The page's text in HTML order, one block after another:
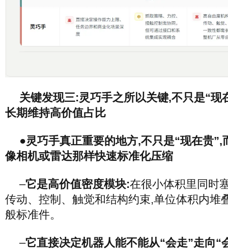
关键发现三:灵巧手之所以关键,不只是“现
长期维持高价值占比
●灵巧手真正重要的地方,不只是“现在贵”,
像相机或雷达那样快速标准化压缩
–它是高价值密度模块:在很小体积里同时
传动、控制、触觉和结构约束,单位体积内堆
般标准件。
–它直接决定机器人能不能从“会走”走向“